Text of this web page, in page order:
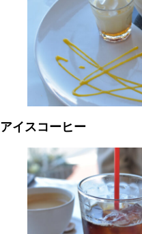
アイスコーヒー